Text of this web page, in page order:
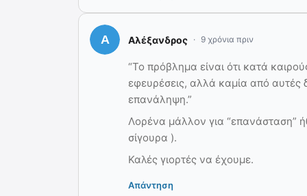
Αλέξανδρος 9 χρόνια πριν
“Το πρόβλημα είναι ότι κατά
εφευρέσεις, αλλά καμία από αυτές
επανάληψη.”
Λορένα μάλλον για “επανάσταση”
σίγουρα ).
Καλές γιορτές να έχουμε.
Απάντηση